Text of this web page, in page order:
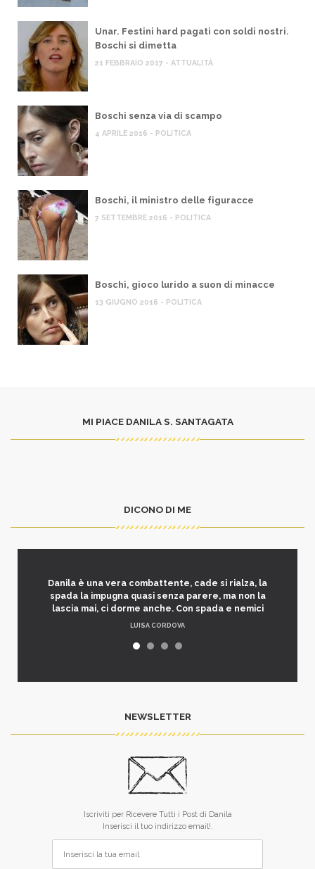
Unar. Festini hard pagati con soldi nostri.
Boschi si dimetta
21 FEBBRAIO 2017 - ATTUALITÀ
Boschi senza via di scampo
4 APRILE 2016 - POLITICA
Boschi, il ministro delle figuracce
7 SETTEMBRE 2016 - POLITICA
Boschi, gioco lurido a suon di minacce
13 GIUGNO 2016 - POLITICA
MI PIACE DANILA S. SANTAGATA
DICONO DI ME
Danila è una vera combattente, cade si rialza, la
spada la impugna quasi senza parere, ma non la
lascia mai, ci dorme anche. Con spada e nemici
LUISA CORDOVA
NEWSLETTER
Iscriviti per Ricevere Tutti i Post di Danila
Inserisci il tuo indirizzo email!.